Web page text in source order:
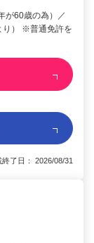
が60歳の為）／
り） ※普通免許を
了日： 2026/08/31